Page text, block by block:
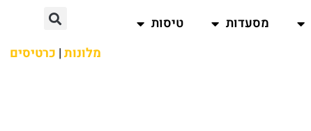
מסעדות
טיסות
מלונות| כרטיסים